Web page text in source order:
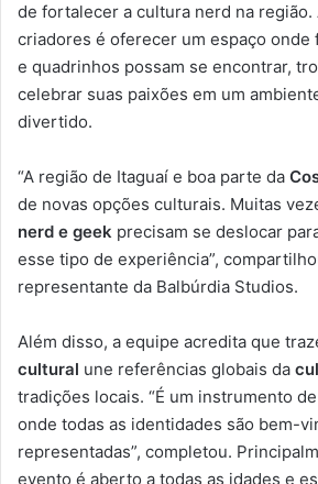
de fortalecer a cultura nerd na região.
criadores é oferecer um espaço onde
e quadrinhos possam se encontrar,
celebrar suas paixões em um
divertido.
“A região de Itaguaí e boa parte da
de novas opções culturais. Muitas
nerd e geek precisam se deslocar
esse tipo de experiência”,
representante da Balbúrdia Studios.
Além disso, a equipe acredita que
cultural une referências globais da
tradições locais. “É um instrumento
onde todas as identidades são bem-
representadas”, completou.
evento é aberto a todas as idades e